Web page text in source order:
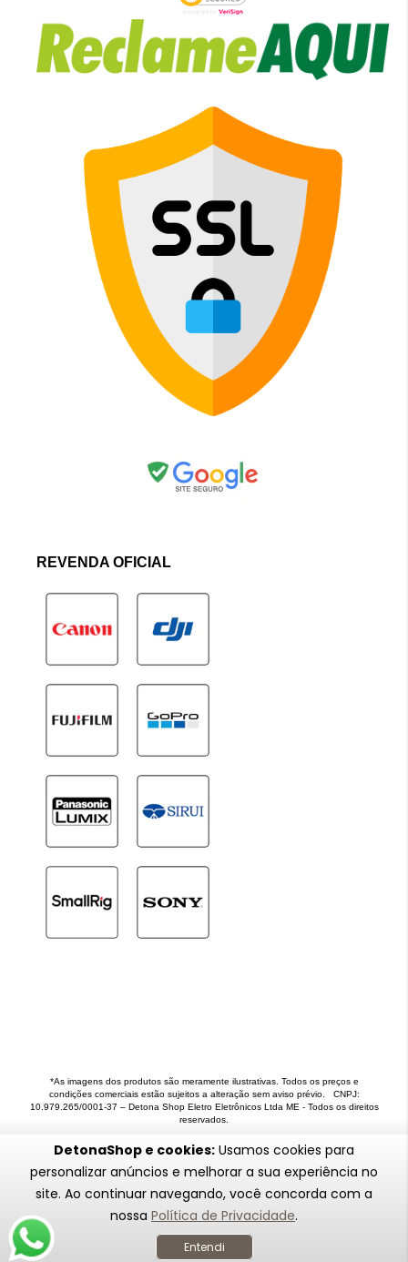
DetonaShop e cookies: Usamos cookies para
personalizar anúncios e melhorar a sua experiência no
site. Ao continuar navegando, você concorda com a
nossa Política de Privacidade.
Entendi
REVENDA OFICIAL
*As imagens dos produtos são meramente ilustrativas. Todos os preços e
condições comerciais estão sujeitos a alteração sem aviso prévio. CNPJ:
10.979.265/0001-37 – Detona Shop Eletro Eletrônicos Ltda ME - Todos os direitos
reservados.